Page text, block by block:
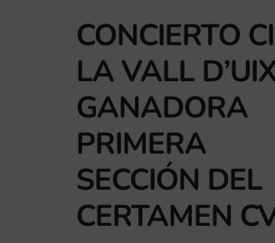
CONCIERTO
LA VALL
GANADORA
PRIMERA
SECCIÓN DEL
CERTAMEN